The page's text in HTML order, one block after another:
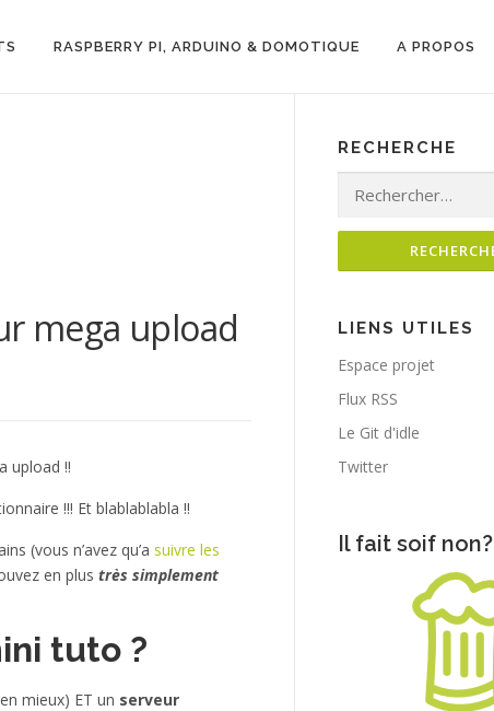
RASPBERRY PI, ARDUINO & DOMOTIQUE A PROPOS
mega upload
upload !!
!!! Et blablablabla !!
(vous n’avez qu’a suivre les
en plus très simplement
tuto ?
mieux) ET un serveur
RECHERCHE
Rechercher :
LIENS UTILES
Espace projet
Flux RSS
Le Git d'idle
Twitter
Il fait soif non?